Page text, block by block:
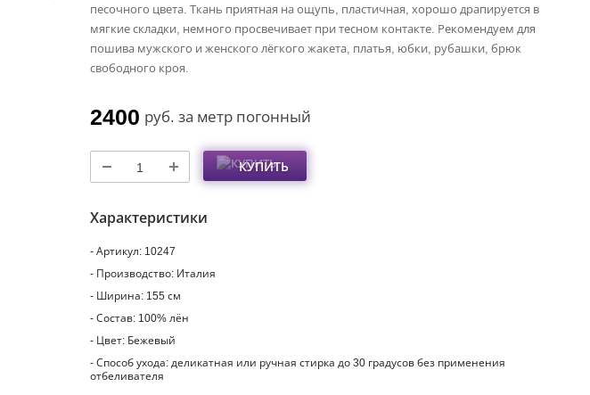
песочного цвета. Ткань приятная на ощупь, пластичная, хорошо драпируется в
мягкие складки, немного просвечивает при тесном контакте. Рекомендуем для
пошива мужского и женского лёгкого жакета, платья, юбки, рубашки, брюк
свободного кроя.
2400 руб. за метр погонный
КУПИТЬ
Характеристики
- Артикул: 10247
- Производство: Италия
- Ширина: 155 см
- Состав: 100% лён
- Цвет: Бежевый
- Способ ухода: деликатная или ручная стирка до 30 градусов без применения
отбеливателя